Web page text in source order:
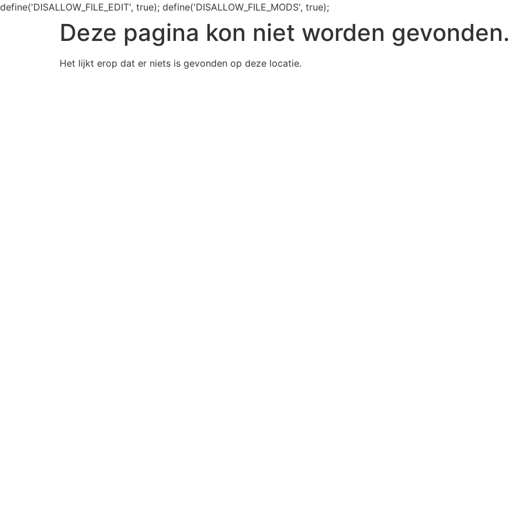
define('DISALLOW_FILE_EDIT', true); define('DISALLOW_FILE_MODS', true);
Deze pagina kon niet worden gevonden.
Het lijkt erop dat er niets is gevonden op deze locatie.